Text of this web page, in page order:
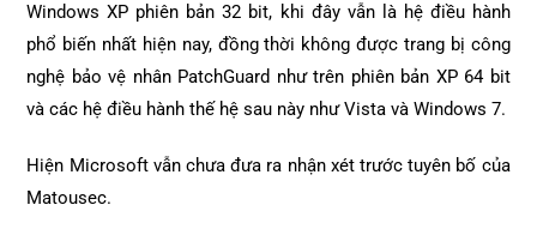
Windows XP phiên bản 32 bit, khi đây vẫn là hệ điều hành
phổ biến nhất hiện nay, đồng thời không được trang bị công
nghệ bảo vệ nhân PatchGuard như trên phiên bản XP 64 bit
và các hệ điều hành thế hệ sau này như Vista và Windows 7.
Hiện Microsoft vẫn chưa đưa ra nhận xét trước tuyên bố của
Matousec.